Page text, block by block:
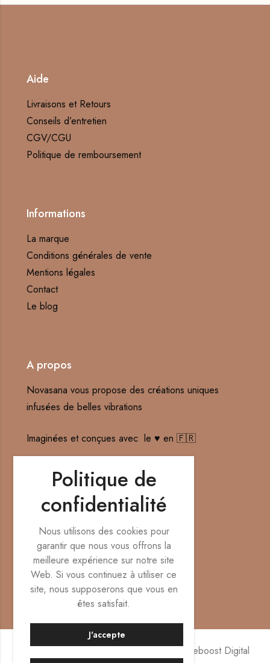
Aide
Livraisons et Retours
Conseils d’entretien
CGV/CGU
Politique de remboursement
Informations
La marque
Conditions générales de vente
Mentions légales
Contact
Le blog
A propos
Novasana vous propose des créations uniques
infusées de belles vibrations
Imaginées et conçues avec le ♥️ en 🇫🇷
Contact : hello@novasana-creations.fr
Nos réseaux sociaux
© Novasana Créations 2024-2026 par Weboost Digital
Politique de
confidentialité
Nous utilisons des cookies pour
garantir que nous vous offrons la
meilleure expérience sur notre site
Web. Si vous continuez à utiliser ce
site, nous supposerons que vous en
êtes satisfait.
J'accepte